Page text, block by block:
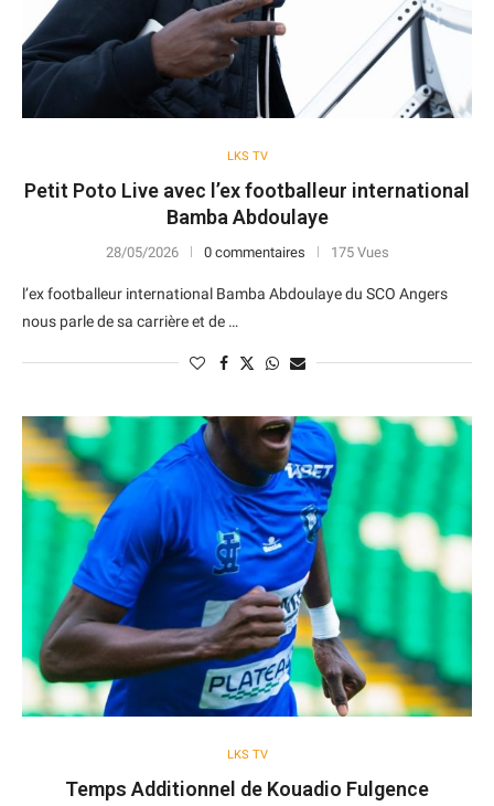
LKS TV
Petit Poto Live avec l’ex footballeur international
Bamba Abdoulaye
28/05/2026 0 commentaires 175 Vues
l’ex footballeur international Bamba Abdoulaye du SCO Angers
nous parle de sa carrière et de …
LKS TV
Temps Additionnel de Kouadio Fulgence